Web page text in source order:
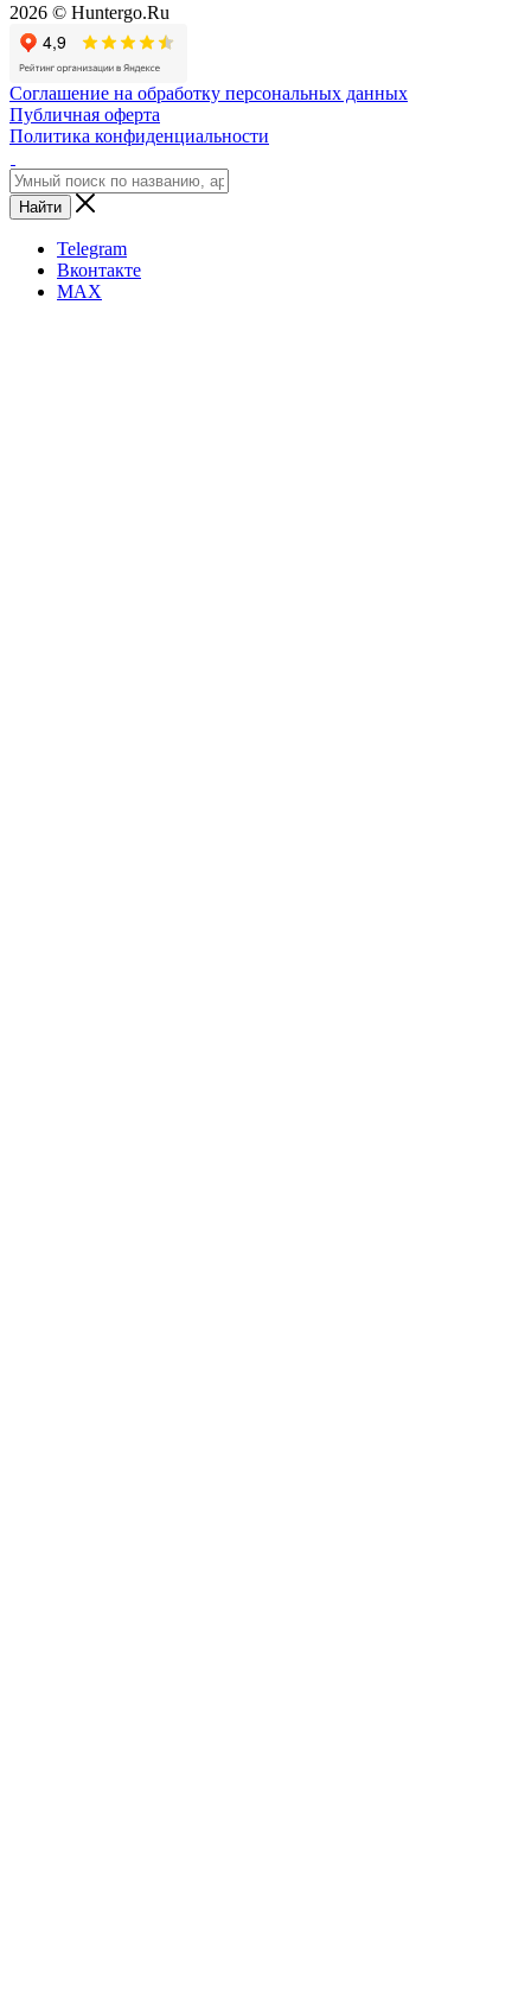
2026 © Huntergo.Ru
Соглашение на обработку персональных данных
Публичная оферта
Политика конфиденциальности
Найти
Telegram
Вконтакте
MAX